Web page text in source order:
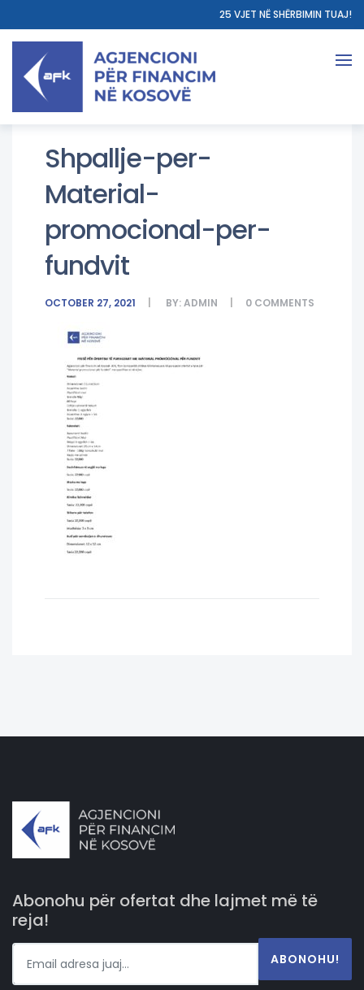
25 VJET NË SHËRBIMIN TUAJ!
Shpallje-per-
Material-
promocional-per-
fundvit
OCTOBER 27, 2021 BY:ADMIN 0 COMMENTS
Abonohu për ofertat dhe lajmet më të
reja!
ABONOHU!